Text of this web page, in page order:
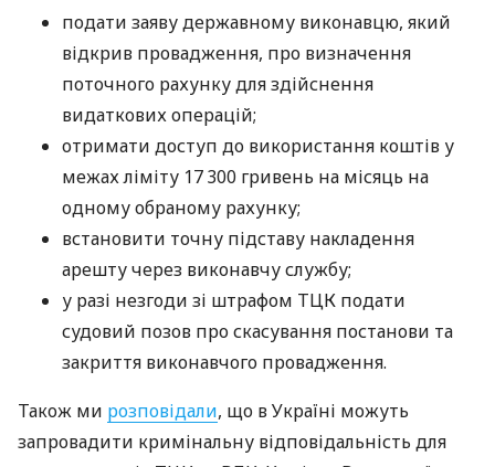
подати заяву державному виконавцю, який
відкрив провадження, про визначення
поточного рахунку для здійснення
видаткових операцій;
отримати доступ до використання коштів у
межах ліміту 17 300 гривень на місяць на
одному обраному рахунку;
встановити точну підставу накладення
арешту через виконавчу службу;
у разі незгоди зі штрафом ТЦК подати
судовий позов про скасування постанови та
закриття виконавчого провадження.
Також ми розповідали, що в Україні можуть
запровадити кримінальну відповідальність для